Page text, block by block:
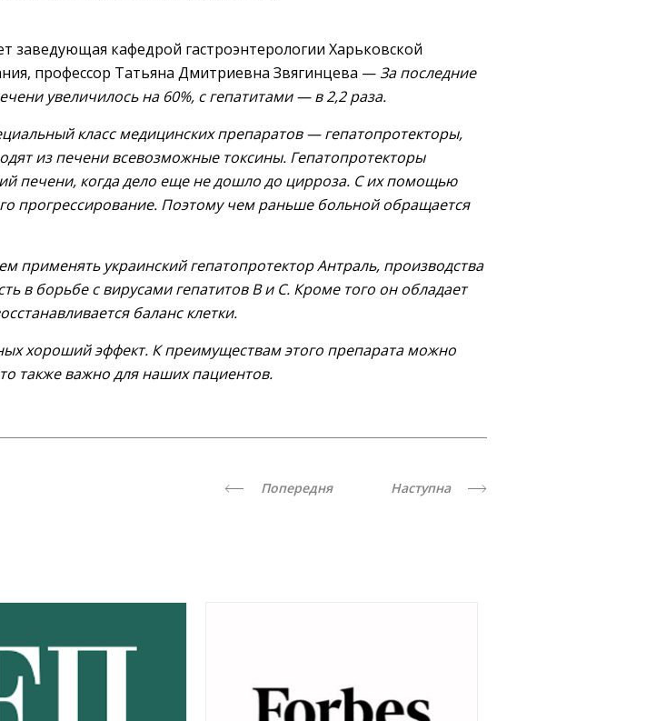
заведующая кафедрой гастроэнтерологии Харьковской
профессор Татьяна Дмитриевна Звягинцева —За последние
увеличилось на 60%, с гепатитами — в 2,2 раза.
класс медицинских препаратов — гепатопротекторы,
из печени всевозможные токсины. Гепатопротекторы
печени, когда дело еще не дошло до цирроза. С их помощью
прогрессирование. Поэтому чем раньше больной обращается
применять украинский гепатопротектор Антраль, производства
в борьбе с вирусами гепатитов В и С. Кроме того он обладает
баланс клетки.
хороший эффект. К преимуществам этого препарата можно
также важно для наших пациентов.
Попередня Наступна